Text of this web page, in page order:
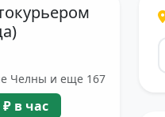
Челны и еще 167
₽ в час